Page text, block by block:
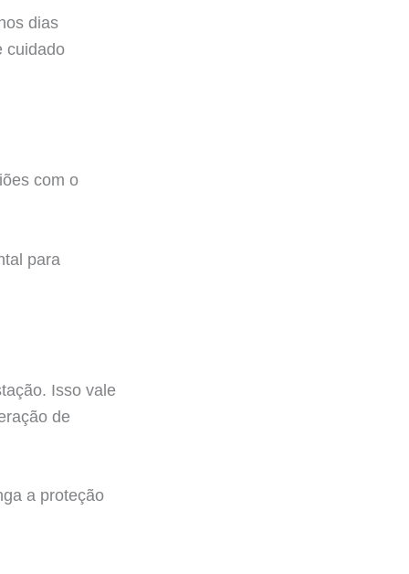
dias
cuidado
com o
para
Isso vale
de
a proteção